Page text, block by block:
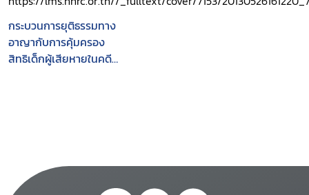
กระบวนการยุติธรรมทาง
อาญากับการคุ้มครอง
สิทธิเด็กผู้เสียหายในคดี